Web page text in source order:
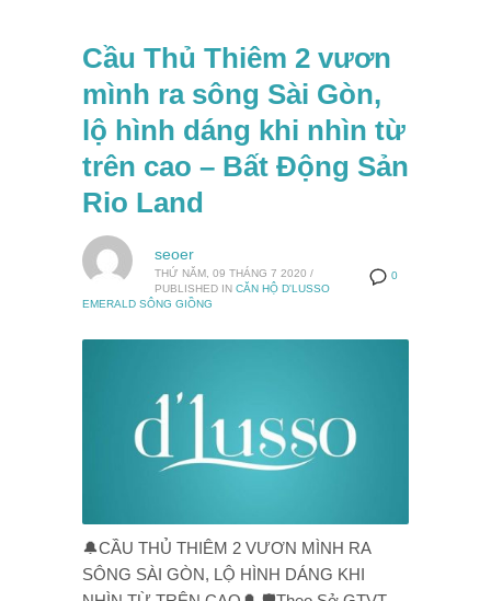
Cầu Thủ Thiêm 2 vươn
mình ra sông Sài Gòn,
lộ hình dáng khi nhìn từ
trên cao – Bất Động Sản
Rio Land
0
seoer
THỨ NĂM, 09 THÁNG 7 2020 /
PUBLISHED IN CĂN HỘ D'LUSSO
EMERALD SÔNG GIỒNG
🔔CẦU THỦ THIÊM 2 VƯƠN MÌNH RA
SÔNG SÀI GÒN, LỘ HÌNH DÁNG KHI